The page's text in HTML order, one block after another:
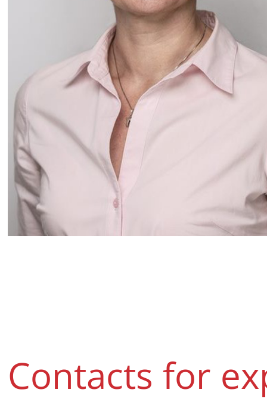
Contacts for